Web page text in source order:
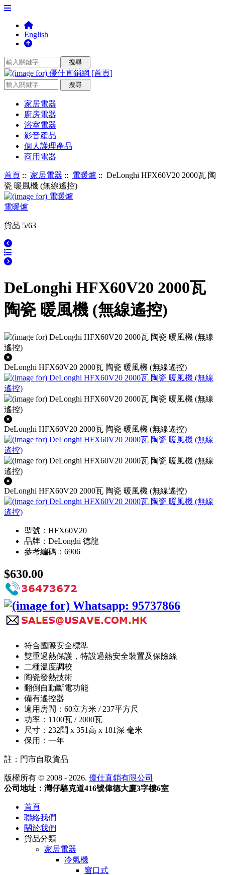
English
家居電器
廚房電器
浴室電器
影音產品
個人護理產品
商用電器
首頁 :: 家居電器 :: 電暖爐 :: DeLonghi HFX60V20 2000瓦 陶
瓷 暖風機 (無線遙控)
電暖爐
貨品 5/63
DeLonghi HFX60V20 2000瓦
陶瓷 暖風機 (無線遙控)
DeLonghi HFX60V20 2000瓦 陶瓷 暖風機 (無線遙控)
DeLonghi HFX60V20 2000瓦 陶瓷 暖風機 (無線遙控)
DeLonghi HFX60V20 2000瓦 陶瓷 暖風機 (無線遙控)
型號：HFX60V20
品牌：DeLonghi 德龍
參考編碼：6906
$630.00
符合國際安全標準
雙重過熱保護，特設過熱安全裝置及保險絲
二種溫度調校
陶瓷發熱技術
翻倒自動斷電功能
備有遙控器
適用房間：60立方米 / 237平方尺
功率：1100瓦 / 2000瓦
尺寸：232闊 x 351高 x 181深 毫米
保用：一年
註：門市自取貨品
版權所有 © 2008 - 2026. 優仕直銷有限公司
公司地址：灣仔駱克道416號偉德大廈3字樓6室
首頁
聯絡我們
關於我們
貨品分類
家居電器
冷氣機
窗口式